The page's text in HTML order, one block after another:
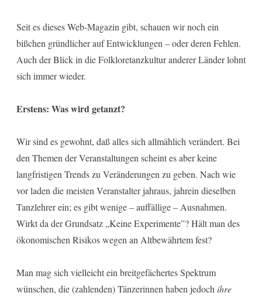
Seit es dieses Web-Magazin gibt, schauen wir noch ein
bißchen gründlicher auf Entwicklungen – oder deren Fehlen.
Auch der Blick in die Folkloretanzkultur anderer Länder lohnt
sich immer wieder.
Erstens: Was wird getanzt?
Wir sind es gewohnt, daß alles sich allmählich verändert. Bei
den Themen der Veranstaltungen scheint es aber keine
langfristigen Trends zu Veränderungen zu geben. Nach wie
vor laden die meisten Veranstalter jahraus, jahrein dieselben
Tanzlehrer ein; es gibt wenige – auffällige – Ausnahmen.
Wirkt da der Grundsatz „Keine Experimente”? Hält man des
ökonomischen Risikos wegen an Altbewährtem fest?
Man mag sich vielleicht ein breitgefächertes Spektrum
wünschen, die (zahlenden) Tänzerinnen haben jedoch ihre